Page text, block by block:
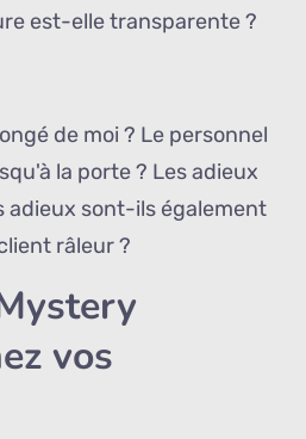
est-elle transparente ?
de moi ? Le personnel
la porte ? Les adieux
adieux sont-ils également
râleur ?
vos